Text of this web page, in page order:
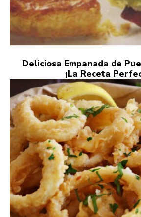
Deliciosa Empanada de
¡La Receta